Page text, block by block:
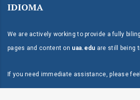
IDIOMA
We are actively working to provide a fully
pages and content on uaa.edu are still being
If you need immediate assistance, please